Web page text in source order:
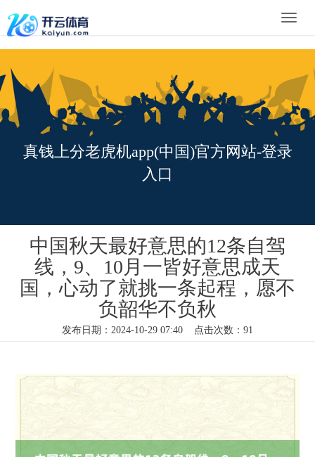
Toggle
真钱上分老虎机app(中国)官方网站-登录
入口
中国秋天最好意思的12条自驾
线，9、10月一皆好意思成天
国，心动了就挑一条起程，愿不
负韶华不负秋
发布日期：2024-10-29 07:40 点击次数：91